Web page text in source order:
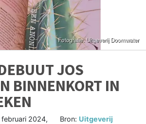
JOS
BINNENKORT IN
februari 2024,
Bron: Uitgeverij